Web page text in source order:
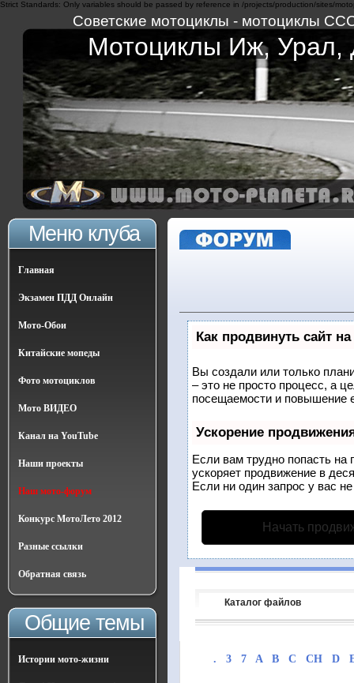
Strict Standards: Only variables should be passed by reference in /projects/production/sites/
Советские мотоциклы - мотоциклы
Мотоциклы Иж, Урал,
Меню клуба
Главная
Экзамен ПДД Онлайн
Мото-Обои
Китайские мопеды
Фото мотоциклов
Мото ВИДЕО
Канал на YouTube
Наши проекты
Наш мото-форум
Конкурс МотоЛето 2012
Разные ссылки
Обратная связь
Общие темы
Истории мото-жизни
Как продвинуть сайт
Вы создали или только
– это не просто процесс, а
посещаемости и повышение
Ускорение
Если вам трудно попасть на
ускоряет продвижение в
Если ни один запрос у вас
Начать
Каталог файлов
. 3 7 A B C CH D